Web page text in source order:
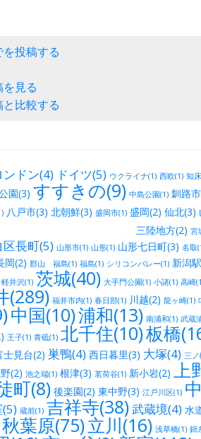
投稿する
見る
比較する
ンドン(4) ドイツ(5) ウクライナ(1) 西欧(1) 知
園(3) すすきの(9) 中島公園(1) 釧路
八戸市(3) 北朝鮮(3) 盛岡市(1) 盛岡(2) 仙北(3)
地方(2) 宮
長町(5) 山形市(1) 山形(1) 山形七日町(3) 名取
岡(2) 郡山 福島(1) 福島(1) シリコンバレー(1) 新潟
軽井沢(1) 茨城(40) 大手門公園(1) 小諸(1) 高崎
(289) 福井市内(1) 春日部(1) 川越(2) 龍ヶ崎(1)
中国(10)浦和(13) 南浦和(1) 武蔵
王子(1) 青砥(1) 北千住(10)板橋
士見台(2) 巣鴨(4) 西日暮里(3) 大塚(4) 三ノ
(2) 池之端(1) 根津(3) 茗荷谷(1) 新小岩(2) 上
町(8) 後楽園(2) 東中野(3) 江戸川区(1)
蔵前(1) 吉祥寺(38)武蔵境(4) 水
秋葉原(75)立川(16) 浅草橋(1) 錦